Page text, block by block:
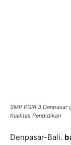
SMP PGRI 3 Denpasar
Kualitas Pendidikan
Denpasar-Bali.